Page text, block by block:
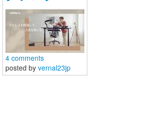
4 comments
posted by vernal23jp
nickel,ce laser de poche fait son petit
couleur vive,il faut acheter tout de suite.